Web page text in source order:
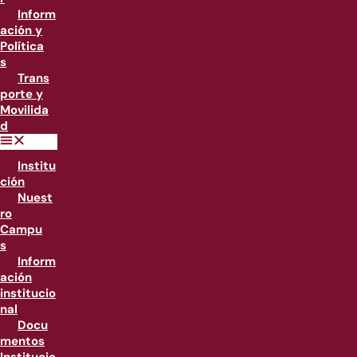
Inform
ación y
Política
s
Trans
porte y
Movilida
d
Institu
ción
Nuest
ro
Campu
s
Inform
ación
institucio
nal
Docu
mentos